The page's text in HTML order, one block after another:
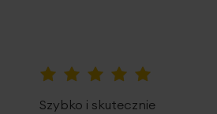
Szybko i skutecznie